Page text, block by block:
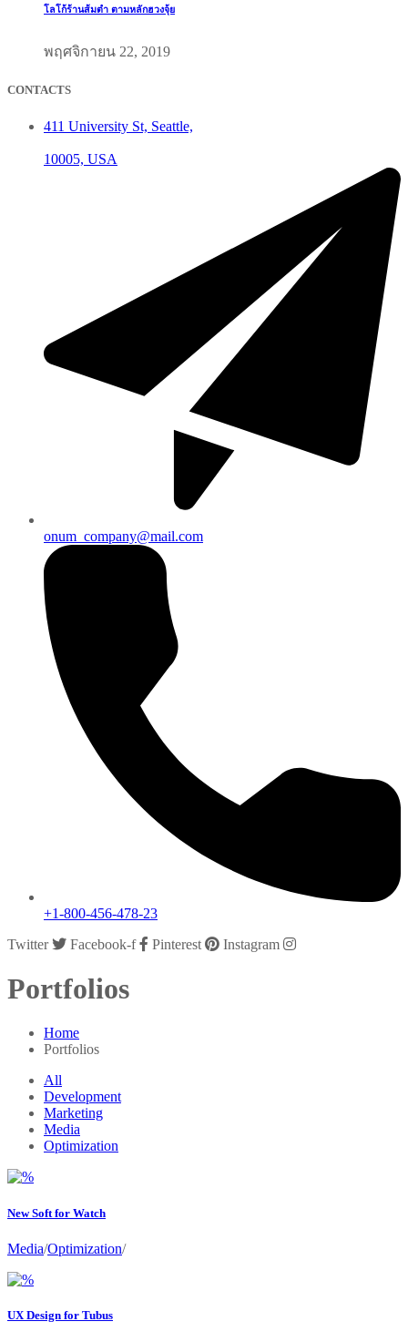
โลโก้ร้านส้มตำ ตามหลักฮวงจุ้ย
พฤศจิกายน 22, 2019
CONTACTS
411 University St, Seattle,
10005, USA
onum_company@mail.com
+1-800-456-478-23
Twitter
Facebook-f Pinterest Instagram
Portfolios
Home
Portfolios
All
Development
Marketing
Media
Optimization
New Soft for Watch
Media/Optimization/
UX Design for Tubus